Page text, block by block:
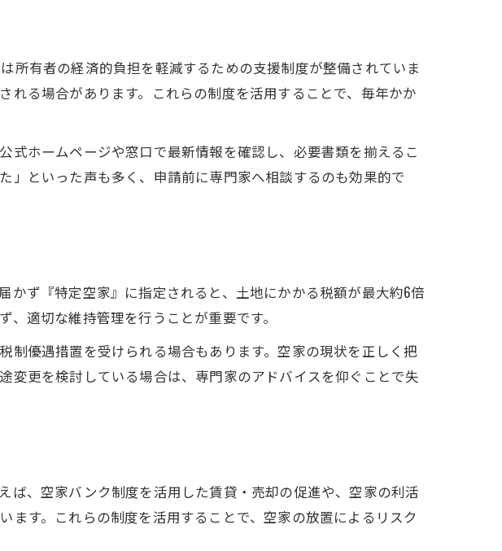
所有者の経済的負担を軽減するための支援制度が整備されていま
る場合があります。これらの制度を活用することで、毎年かか
ホームページや窓口で最新情報を確認し、必要書類を揃えるこ
」といった声も多く、申請前に専門家へ相談するのも効果的で
ず『特定空家』に指定されると、土地にかかる税額が最大約6倍
適切な維持管理を行うことが重要です。
制優遇措置を受けられる場合もあります。空家の現状を正しく把
変更を検討している場合は、専門家のアドバイスを仰ぐことで失
ば、空家バンク制度を活用した賃貸・売却の促進や、空家の利活
す。これらの制度を活用することで、空家の放置によるリスク